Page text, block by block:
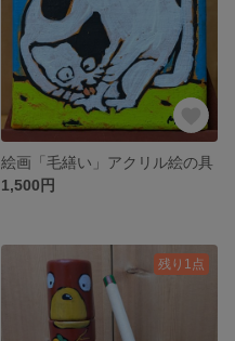
絵画「毛繕い」アクリル絵の具
1,500円
残り1点